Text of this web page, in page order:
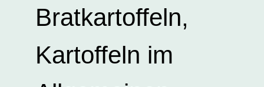
Bratkartoffeln,
Kartoffeln im